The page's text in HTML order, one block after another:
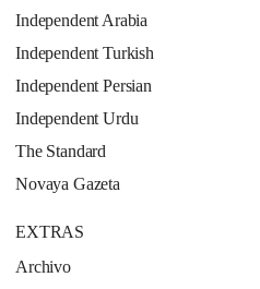
Independent Arabia
Independent Turkish
Independent Persian
Independent Urdu
The Standard
Novaya Gazeta
EXTRAS
Archivo